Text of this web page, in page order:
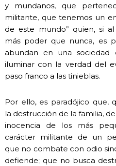
y mundanos, que
militante, que tenemos un
de este mundo” quien, si
más poder que nunca, es
abundan en una sociedad
iluminar con la verdad del
paso franco a las tinieblas.
Por ello, es paradójico que,
la destrucción de la familia,
inocencia de los más
carácter militante de un
que no combate con odio
defiende; que no busca